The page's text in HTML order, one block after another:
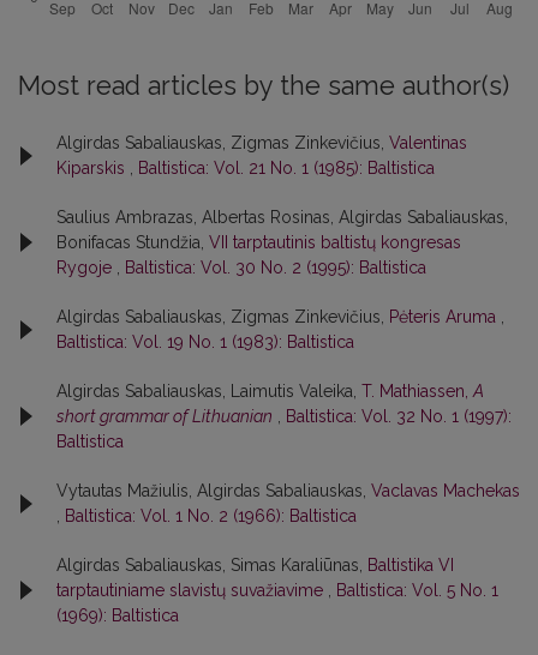
Most read articles by the same author(s)
Algirdas Sabaliauskas, Zigmas Zinkevičius, Valentinas
Kiparskis
Baltistica: Vol. 21 No. 1 (1985): Baltistica
Saulius Ambrazas, Albertas Rosinas, Algirdas Sabaliauskas,
Bonifacas Stundžia, VII tarptautinis baltistų kongresas
Rygoje
Baltistica: Vol. 30 No. 2 (1995): Baltistica
Algirdas Sabaliauskas, Zigmas Zinkevičius, Pėteris Aruma
Baltistica: Vol. 19 No. 1 (1983): Baltistica
Algirdas Sabaliauskas, Laimutis Valeika, T. Mathiassen, A
short grammar of Lithuanian
Baltistica: Vol. 32 No. 1 (1997):
Baltistica
Vytautas Mažiulis, Algirdas Sabaliauskas, Vaclavas Machekas
Baltistica: Vol. 1 No. 2 (1966): Baltistica
Algirdas Sabaliauskas, Simas Karaliūnas,
Baltistika VI
tarptautiniame slavistų suvažiavime
Baltistica: Vol. 5 No. 1
(1969): Baltistica